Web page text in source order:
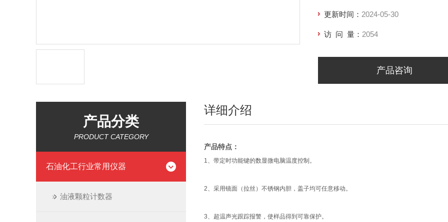
更新时间： 2024-05-30
访 问 量： 2054
产品咨询
产品分类
PRODUCT CATEGORY
石油化工行业常用仪器
油液颗粒计数器
详细介绍
产品特点：
1、带定时功能键的数显微电脑温度控制。
2、采用镜面（拉丝）不锈钢内胆，盖子均可任意移动。
3、超温声光跟踪报警，使样品得到可靠保护。